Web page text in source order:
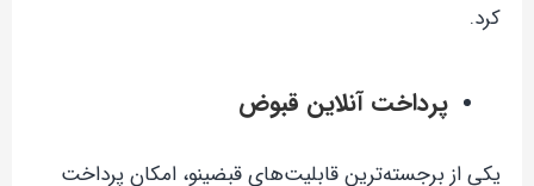
کرد.
پرداخت آنلاین قبوض
یکی از برجسته‌ترین قابلیت‌های قبضینو، امکان پرداخت